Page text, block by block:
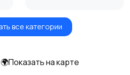
Самокаты и
все категории
🌍Показать на карте